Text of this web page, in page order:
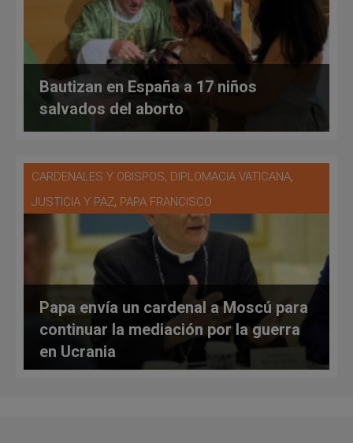
Bautizan en España a 17 niños
salvados del aborto
CARDENALES Y OBISPOS, DIPLOMACIA VATICANA,
JUSTICIA Y PAZ, PAPA FRANCISCO
Papa envía un cardenal a Moscú para
continuar la mediación por la guerra
en Ucrania